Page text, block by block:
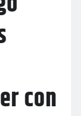
con